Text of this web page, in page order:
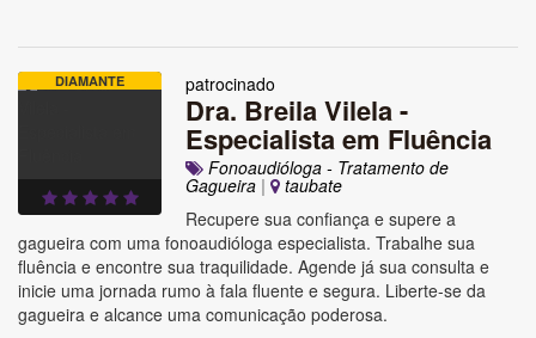
DIAMANTE patrocinado
Dra. Breila Vilela -
Especialista em Fluência
Fonoaudióloga - Tratamento de
Gagueira |
taubate
Recupere sua confiança e supere a
gagueira com uma fonoaudióloga especialista. Trabalhe sua
fluência e encontre sua traquilidade. Agende já sua consulta e
inicie uma jornada rumo à fala fluente e segura. Liberte-se da
gagueira e alcance uma comunicação poderosa.